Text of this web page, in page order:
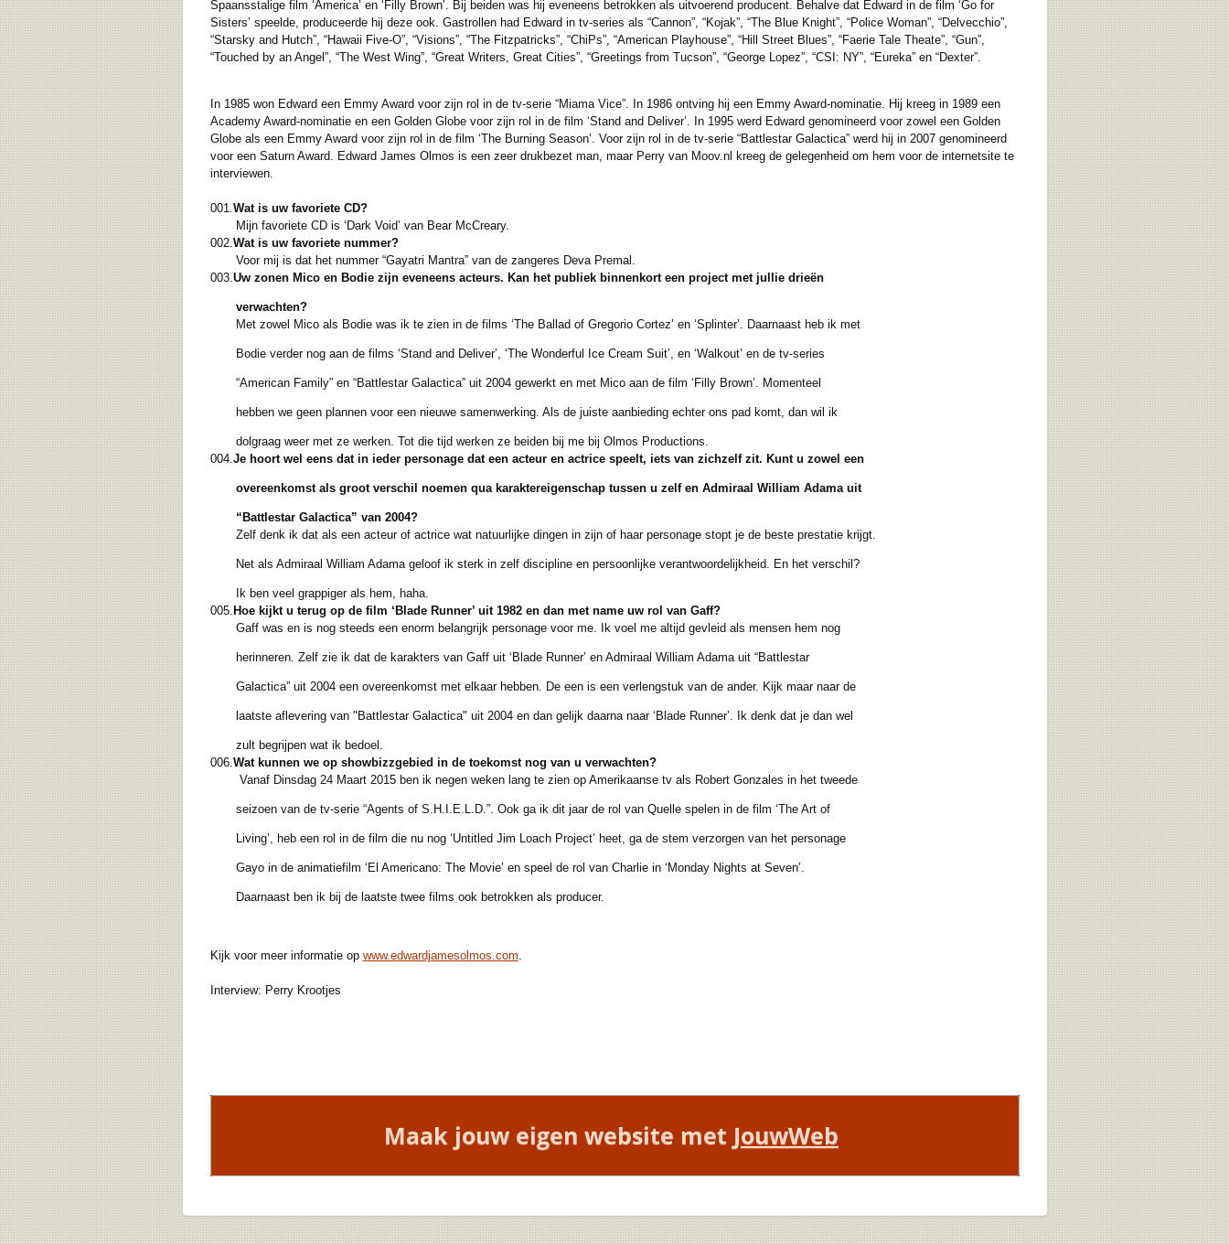
Spaansstalige film ‘America’ en ‘Filly Brown’. Bij beiden was hij eveneens betrokken als uitvoerend producent. Behalve dat Edward in de film ‘Go for
Sisters’ speelde, produceerde hij deze ook. Gastrollen had Edward in tv-series als “Cannon”, “Kojak”, “The Blue Knight”, “Police Woman”, “Delvecchio”,
“Starsky and Hutch”, “Hawaii Five-O”, “Visions”, “The Fitzpatricks”, “ChiPs”, “American Playhouse”, “Hill Street Blues”, “Faerie Tale Theate”, “Gun”,
“Touched by an Angel”, “The West Wing”, “Great Writers, Great Cities”, “Greetings from Tucson”, “George Lopez”, “CSI: NY”, “Eureka” en “Dexter”.
In 1985 won Edward een Emmy Award voor zijn rol in de tv-serie “Miama Vice”. In 1986 ontving hij een Emmy Award-nominatie. Hij kreeg in 1989 een
Academy Award-nominatie en een Golden Globe voor zijn rol in de film ‘Stand and Deliver’. In 1995 werd Edward genomineerd voor zowel een Golden
Globe als een Emmy Award voor zijn rol in de film ‘The Burning Season’. Voor zijn rol in de tv-serie “Battlestar Galactica” werd hij in 2007 genomineerd
voor een Saturn Award. Edward James Olmos is een zeer drukbezet man, maar Perry van Moov.nl kreeg de gelegenheid om hem voor de internetsite te
interviewen.
001.Wat is uw favoriete CD?
Mijn favoriete CD is ‘Dark Void’ van Bear McCreary.
002.Wat is uw favoriete nummer?
Voor mij is dat het nummer “Gayatri Mantra” van de zangeres Deva Premal.
003.Uw zonen Mico en Bodie zijn eveneens acteurs. Kan het publiek binnenkort een project met jullie drieën
verwachten?
Met zowel Mico als Bodie was ik te zien in de films ‘The Ballad of Gregorio Cortez’ en ‘Splinter’. Daarnaast heb ik met
Bodie verder nog aan de films ‘Stand and Deliver’, ‘The Wonderful Ice Cream Suit’, en ‘Walkout’ en de tv-series
“American Family” en “Battlestar Galactica” uit 2004 gewerkt en met Mico aan de film ‘Filly Brown’. Momenteel
hebben we geen plannen voor een nieuwe samenwerking. Als de juiste aanbieding echter ons pad komt, dan wil ik
dolgraag weer met ze werken. Tot die tijd werken ze beiden bij me bij Olmos Productions.
004.Je hoort wel eens dat in ieder personage dat een acteur en actrice speelt, iets van zichzelf zit. Kunt u zowel een
overeenkomst als groot verschil noemen qua karaktereigenschap tussen u zelf en Admiraal William Adama uit
“Battlestar Galactica” van 2004?
Zelf denk ik dat als een acteur of actrice wat natuurlijke dingen in zijn of haar personage stopt je de beste prestatie krijgt.
Net als Admiraal William Adama geloof ik sterk in zelf discipline en persoonlijke verantwoordelijkheid. En het verschil?
Ik ben veel grappiger als hem, haha.
005. Hoe kijkt u terug op de film ‘Blade Runner’ uit 1982 en dan met name uw rol van Gaff?
Gaff was en is nog steeds een enorm belangrijk personage voor me. Ik voel me altijd gevleid als mensen hem nog
herinneren. Zelf zie ik dat de karakters van Gaff uit ‘Blade Runner’ en Admiraal William Adama uit “Battlestar
Galactica” uit 2004 een overeenkomst met elkaar hebben. De een is een verlengstuk van de ander. Kijk maar naar de
laatste aflevering van "Battlestar Galactica" uit 2004 en dan gelijk daarna naar ‘Blade Runner’. Ik denk dat je dan wel
zult begrijpen wat ik bedoel.
006.Wat kunnen we op showbizzgebied in de toekomst nog van u verwachten?
Vanaf Dinsdag 24 Maart 2015 ben ik negen weken lang te zien op Amerikaanse tv als Robert Gonzales in het tweede
seizoen van de tv-serie “Agents of S.H.I.E.L.D.”. Ook ga ik dit jaar de rol van Quelle spelen in de film ‘The Art of
Living’, heb een rol in de film die nu nog ‘Untitled Jim Loach Project’ heet, ga de stem verzorgen van het personage
Gayo in de animatiefilm ‘El Americano: The Movie’ en speel de rol van Charlie in ‘Monday Nights at Seven’.
Daarnaast ben ik bij de laatste twee films ook betrokken als producer.
Kijk voor meer informatie op www.edwardjamesolmos.com.
Interview: Perry Krootjes
Maak jouw eigen website met JouwWeb